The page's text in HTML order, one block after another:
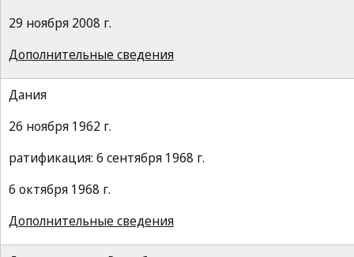
29 ноября 2008 г.
Дополнительные сведения
Дания
26 ноября 1962 г.
ратификация: 6 сентября 1968 г.
6 октября 1968 г.
Дополнительные сведения